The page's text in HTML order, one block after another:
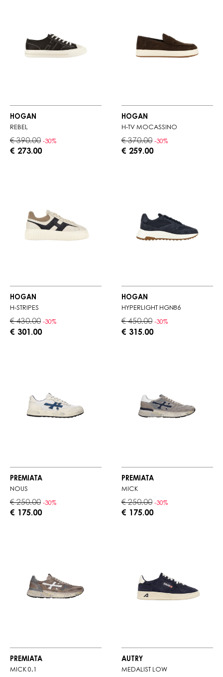
HOGAN
REBEL
€ 390.00 -30%
€ 273.00
HOGAN
H-TV MOCASSINO
€ 370.00 -30%
€ 259.00
HOGAN
H-STRIPES
€ 430.00 -30%
€ 301.00
HOGAN
HYPERLIGHT HGN86
€ 450.00 -30%
€ 315.00
PREMIATA
NOUS
€ 250.00 -30%
€ 175.00
PREMIATA
MICK
€ 250.00 -30%
€ 175.00
PREMIATA
MICK 0.1
AUTRY
MEDALIST LOW